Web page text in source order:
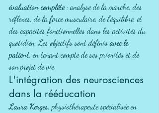
évaluation complète : analyse de la marche, des
réflexes, de la force musculaire, de l'équilibre, et
des capacités fonctionnelles dans les activités du
quotidien. Les objectifs sont définis avec le
patient, en tenant compte de ses priorités et de
son projet de vie.
L'intégration des neurosciences
dans la rééducation
Laura Kerges, physiothérapeute spécialisée en